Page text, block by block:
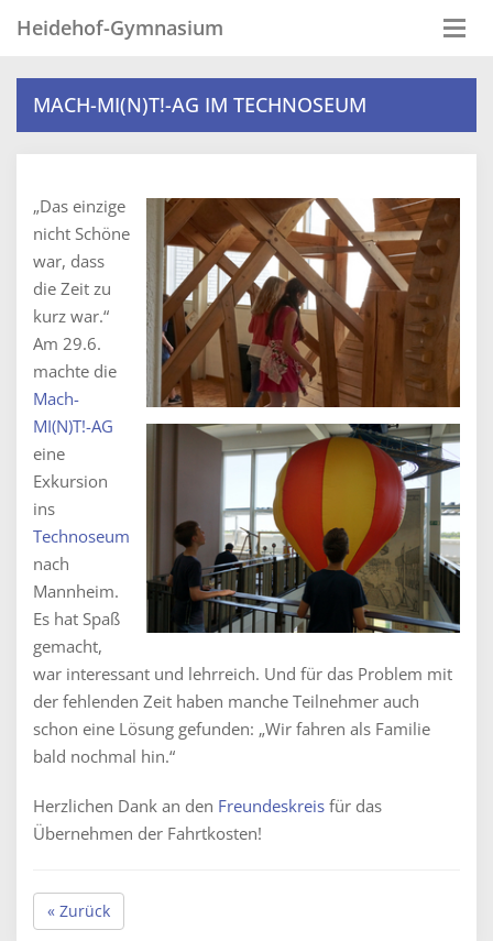
Heidehof-Gymnasium
MACH-MI(N)T!-AG IM TECHNOSEUM
„Das einzige
nicht Schöne
war, dass
die Zeit zu
kurz war.“
Am 29.6.
machte die
Mach-
MI(N)T!-AG
eine
Exkursion
ins
Technoseum
nach
Mannheim.
Es hat Spaß
gemacht,
war interessant und lehrreich. Und für das Problem mit
der fehlenden Zeit haben manche Teilnehmer auch
schon eine Lösung gefunden: „Wir fahren als Familie
bald nochmal hin.“
Herzlichen Dank an den Freundeskreis für das
Übernehmen der Fahrtkosten!
« Zurück